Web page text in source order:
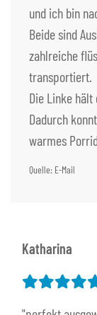
und ich bin
Beide sind
zahlreiche
transportiert.
Die Linke hält
Dadurch
warmes
Quelle: E-Mail
Katharina